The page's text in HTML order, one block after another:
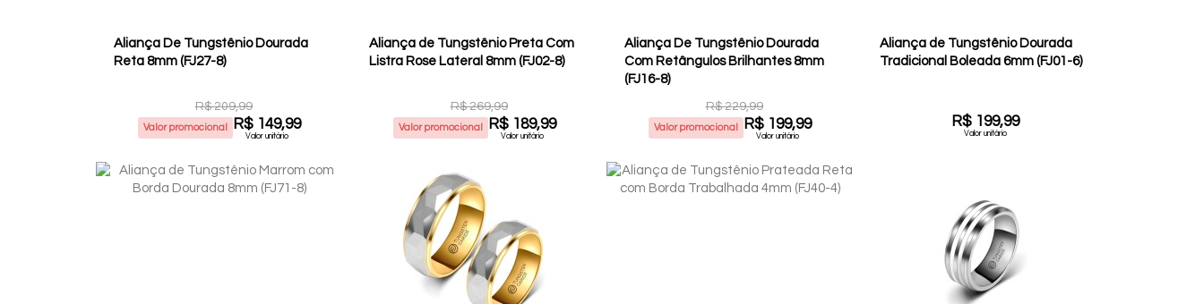
Aliança De Tungstênio Dourada
Reta 8mm (FJ27-8)
R$ 209,99
Valor promocional R$ 149,99
Valor unitário
Aliança de Tungstênio Preta Com
Listra Rose Lateral 8mm (FJ02-8)
R$ 269,99
Valor promocional R$ 189,99
Valor unitário
Aliança De Tungstênio Dourada
Com Retângulos Brilhantes 8mm
(FJ16-8)
R$ 229,99
Valor promocional R$ 199,99
Valor unitário
Aliança de Tungstênio Dourada
Tradicional Boleada 6mm (FJ01-6)
R$ 199,99
Valor unitário